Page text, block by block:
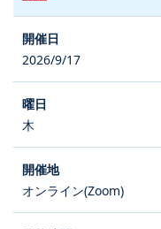
2026/9/17
木
オンライン(Zoom)